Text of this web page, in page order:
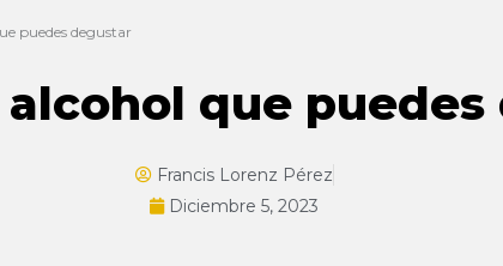
puedes degustar
que
Francis Lorenz Pérez
Diciembre 5, 2023